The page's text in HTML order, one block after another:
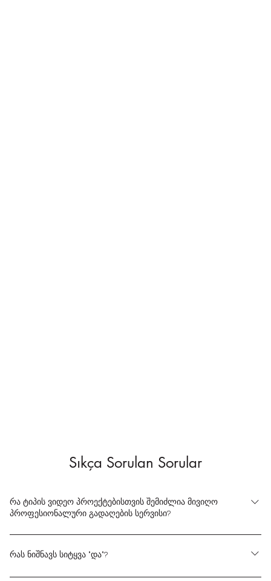
Sıkça Sorulan Sorular
რა ტიპის ვიდეო პროექტებისთვის შემიძლია მივიღო
პროფესიონალური გადაღების სერვისი?
ჩვენი პროფესიონალური ვიდეო წარმოების სერვისი მოიცავს
სხვადასხვა ვიდეო პროექტებს. შეგიძლიათ დაგვიკავშირდეთ
რას ნიშნავს სიტყვა "და"?